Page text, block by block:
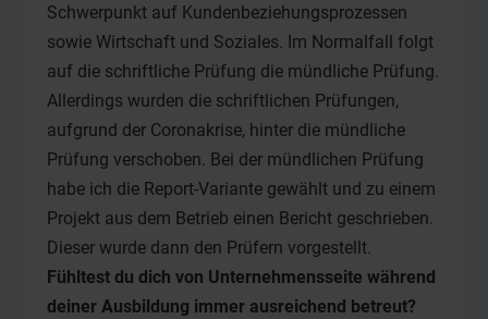
Schwerpunkt auf Kundenbeziehungsprozessen
sowie Wirtschaft und Soziales. Im Normalfall folgt
auf die schriftliche Prüfung die mündliche Prüfung.
Allerdings wurden die schriftlichen Prüfungen,
aufgrund der Coronakrise, hinter die mündliche
Prüfung verschoben. Bei der mündlichen Prüfung
habe ich die Report-Variante gewählt und zu einem
Projekt aus dem Betrieb einen Bericht geschrieben.
Dieser wurde dann den Prüfern vorgestellt.
Fühltest du dich von Unternehmensseite während
deiner Ausbildung immer ausreichend betreut?